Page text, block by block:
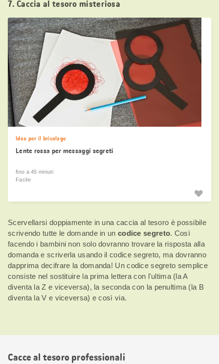
7. Caccia al tesoro misteriosa
Idea per il bricolage
Lente rossa per messaggi segreti
fino a 45 minuti
Facile
Scervellarsi doppiamente in una caccia al tesoro è possibile
scrivendo tutte le domande in un codice segreto. Così
facendo i bambini non solo dovranno trovare la risposta alla
domanda e scriverla usando il codice segreto, ma dovranno
dapprima decifrare la domanda! Un codice segreto semplice
consiste nel sostituire la prima lettera con l'ultima (la A
diventa la Z e viceversa), la seconda con la penultima (la B
diventa la V e viceversa) e così via.
Cacce al tesoro professionali